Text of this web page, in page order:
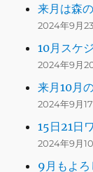
来月は森
2024年9月
10月スケ
2024年9月
来月10月
2024年9月
15日21日
2024年9月
9月もよろ